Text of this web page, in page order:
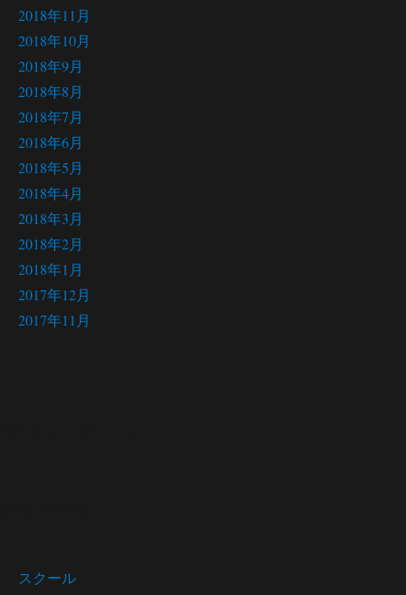
2018年11月
2018年10月
2018年9月
2018年8月
2018年7月
2018年6月
2018年5月
2018年4月
2018年3月
2018年2月
2018年1月
2017年12月
2017年11月
スクール